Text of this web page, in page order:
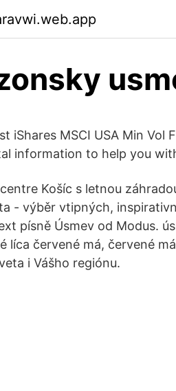
iShares MSCI USA Min
information to help you
Košíc s letnou
- výběr vtipných,
písně Úsmev od Modus.
líca červené má, červené
i Vášho regiónu.